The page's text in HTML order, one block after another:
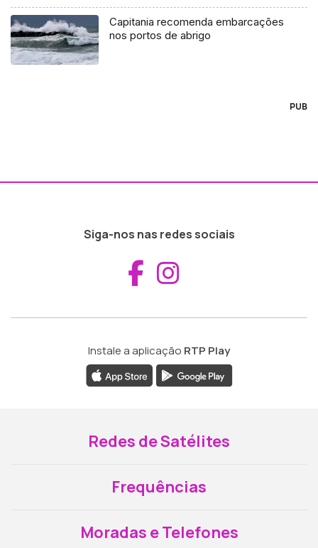
Capitania recomenda embarcações
nos portos de abrigo
PUB
Siga-nos nas redes sociais
Aceder ao
Instale a aplicação RTP Play
Redes de Satélites
Frequências
Moradas e Telefones